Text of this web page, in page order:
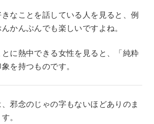
なことを話している人を見ると、例
かんぷんでも楽しいですよね。
に熱中できる女性を見ると、「純粋
を持つものです。
邪念のじゃの字もないほどありのま
。